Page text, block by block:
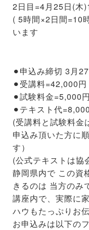
2日目=4月25日(木
( 5時間×2日間=10
います
⚫︎申込み締切 3月27
⚫︎受講料=42,000円
⚫︎試験料金=5,000円
⚫︎テキスト代
(受講料と試験料金
申込み頂いた方に
す）
(公式テキストは協
静岡県内で この資
きるのは 当方のみ
講座内で、実際に
ハウもたっぷりお
お申込みは以下の